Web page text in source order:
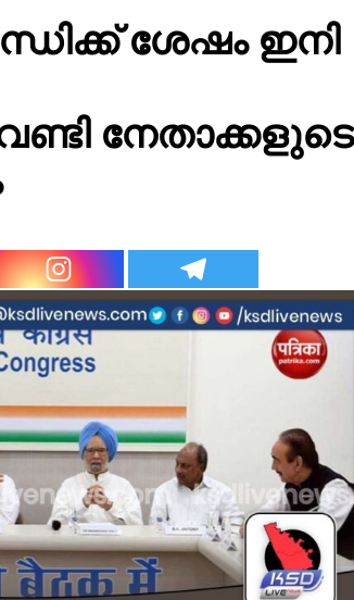
ശേഷം ഇനി
നേതാക്കളുടെ